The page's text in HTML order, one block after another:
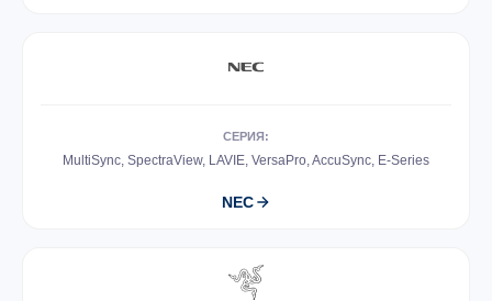
СЕРИЯ:
MultiSync, SpectraView, LAVIE, VersaPro, AccuSync, E-Series
NEC